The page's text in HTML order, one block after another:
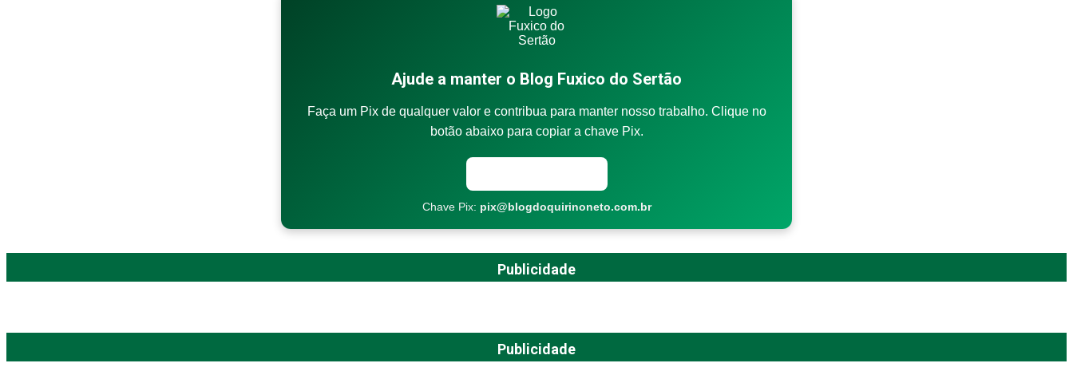
Ajude a manter o Blog Fuxico do Sertão
Faça um Pix de qualquer valor e contribua para manter nosso trabalho. Clique no
botão abaixo para copiar a chave Pix.
Chave Pix: pix@blogdoquirinoneto.com.br
Publicidade
Publicidade